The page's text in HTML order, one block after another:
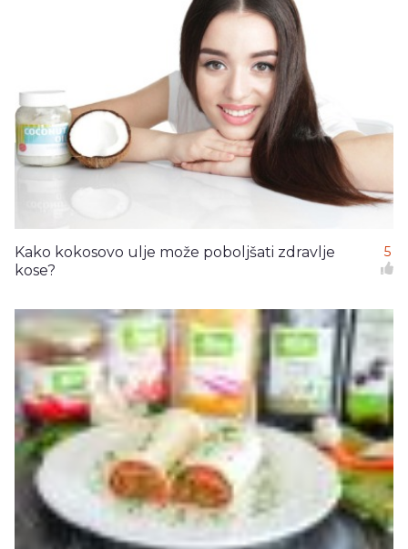
Kako kokosovo ulje može poboljšati zdravlje
kose?
5